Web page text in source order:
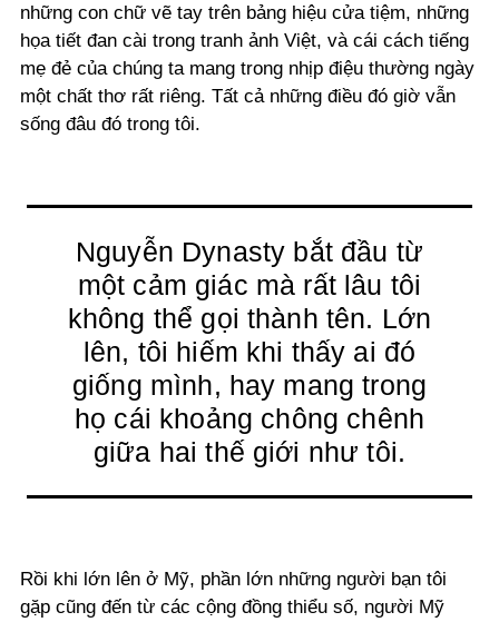
những con chữ vẽ tay trên bảng hiệu cửa tiệm, những
họa tiết đan cài trong tranh ảnh Việt, và cái cách tiếng
mẹ đẻ của chúng ta mang trong nhịp điệu thường ngày
một chất thơ rất riêng. Tất cả những điều đó giờ vẫn
sống đâu đó trong tôi.
Nguyễn Dynasty bắt đầu từ
một cảm giác mà rất lâu tôi
không thể gọi thành tên. Lớn
lên, tôi hiếm khi thấy ai đó
giống mình, hay mang trong
họ cái khoảng chông chênh
giữa hai thế giới như tôi.
Rồi khi lớn lên ở Mỹ, phần lớn những người bạn tôi
gặp cũng đến từ các cộng đồng thiểu số, người Mỹ